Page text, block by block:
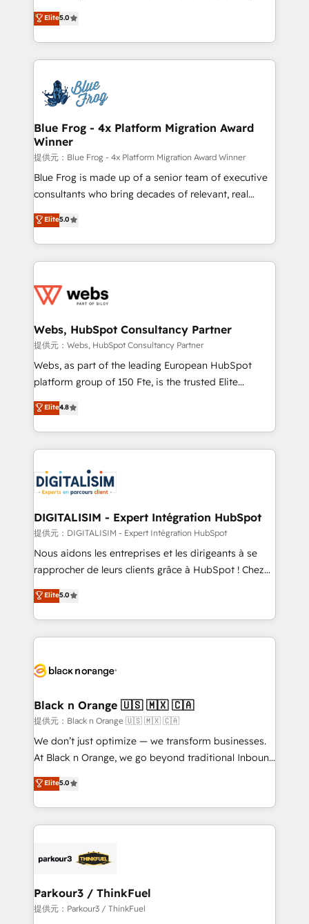
Execution • 750+ onboardings and 2,000+
implementations • Deep expertise across marketing,
BBD Boom is the HubSpot partner that can help you
to HubSpot Better. We work with your teams to
solve all your HubSpot challenges and improve user
adoption, sales process and marketing results.
the first time 🔧 Designing and optimising your
HubSpot set-up for better results 🌐 Website design
and build using HubSpot 🔌 Integrating HubSpot
with other systems 🎓 Training your teams to be
HubSpot pros 📊 Lead generation services using
HubSpot Why us? - SIX HubSpot Accreditations -
awarded by HubSpot after a rigorous process for
Migration, Custom Integration & Platform
Enablement -Onboarded over 500 businesses to
get more from your investment in HubSpot.
www.bbdboom.com
Elite5.0
Blue Frog - 4x Platform Migration Award
Winner
提供元：Blue Frog - 4x Platform Migration Award Winner
Blue Frog is made up of a senior team of executive
consultants who bring decades of relevant, real
world experience to our client engagements. "Blue
Frog is a top, trusted partner in HubSpot's
ecosystem for a reason. Their team brings over a
decade of experience to the table, along with deep
for driving growth. They are committed to helping
their unique business needs. We are thrilled to have
Blue Frog in the HubSpot ecosystem leading the
way for customers!" - Yamini Rangan, CEO of
HubSpot “Our experience with the team at Blue Frog
of experience and quality of skilled staff has earned
them a trusted reputation within the HubSpot
clients.” - Brian Garvey, VP, Solutions Partner
Program, HubSpot.
Elite5.0
Webs, HubSpot Consultancy Partner
提供元：Webs, HubSpot Consultancy Partner
Webs, as part of the leading European HubSpot
platform group of 150 Fte, is the trusted Elite
HubSpot CRM Partner offering you a roadmap on
maximizing EBITDA and achieving Commercial
Excellence. With our targeted processes, we
strengthen your digital transformation and minimize
Implementation partner, we provide expertise to
drive your business forward. Since 2015 we are fully
dedicated to HubSpot and with an experienced
team (50+), we work with reputable companies in
B2B sectors such as manufacturing, SaaS and
business services. We prepare a customized
impact of your digital transformation, including a
detailed financial rationale with a focus on ROI and
embark on a transformational journey that sets your
business up for long-term success. Unlock your
business. If not now, when?
Elite4.8
DIGITALISIM - Expert Intégration HubSpot
提供元：DIGITALISIM - Expert Intégration HubSpot
Nous aidons les entreprises et les dirigeants à se
rapprocher de leurs clients grâce à HubSpot ! Chez
DIGITALISIM, nous avons l'intime conviction que la
réussite des entreprises passe par l’innovation web,
le marketing digital, et la relation client ! C'est
pourquoi, nos experts sont à la fois capables de
référencement, votre stratégie digitale et le pilotage
projet HubSpot avec DIGITALISIM : 🧽 Nettoyage,
migration et intégration des bases de données. 🚀
Développement des interfaces avec vos logiciels
métiers ⚙️ Configuration de la plateforme HubSpot
Book Process & Guidelines utilisateurs 🎓
Formations des utilisateurs
Elite5.0
Black n Orange 🇺🇸 🇲🇽 🇨🇦
提供元：Black n Orange 🇺🇸 🇲🇽 🇨🇦
We don’t just optimize — we transform businesses.
At Black n Orange, we go beyond traditional Inbound
Marketing with our exclusive methodologies:
BOOMS and BOOST. Together, they form a powerful
combination that has driven success for over 800
businesses worldwide. As Elite HubSpot Partners, we
strategies that integrate data-driven marketing,
companies scale faster and smarter. 🔹 BOOMS:
Demand generation for all your buyers With BOOMS,
Elite5.0
Parkour3 / ThinkFuel
提供元：Parkour3 / ThinkFuel